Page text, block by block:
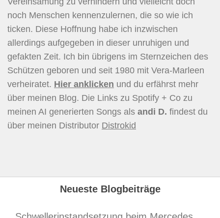
noch Menschen kennenzulernen, die so wie ich
ticken. Diese Hoffnung habe ich inzwischen
allerdings aufgegeben in dieser unruhigen und
gefakten Zeit. Ich bin übrigens im Sternzeichen des
Schützen geboren und seit 1980 mit Vera-Marleen
verheiratet. Hier anklicken und du erfährst mehr
über meinen Blog. Die Links zu Spotify + Co zu
meinen AI generierten Songs als andi D. findest du
über meinen Distributor Distrokid
Neueste Blogbeiträge